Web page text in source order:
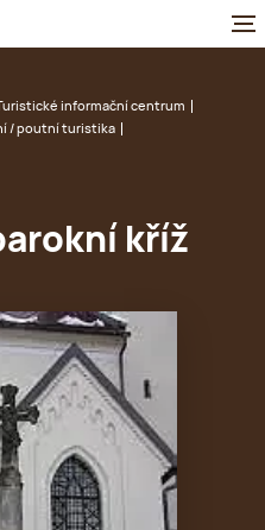
informační centrum
/ poutní turistika
kříž